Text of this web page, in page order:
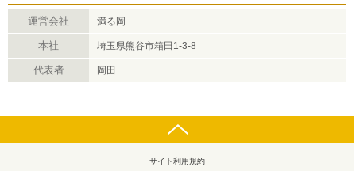
運営会社 満る岡
本社 埼玉県熊谷市箱田1-3-8
代表者 岡田
サイト利用規約